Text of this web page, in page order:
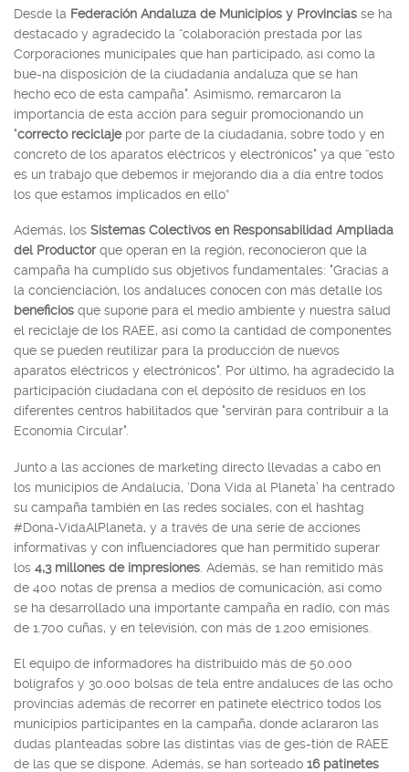
Desde la Federación Andaluza de Municipios y Provincias se ha
destacado y agradecido la “colaboración prestada por las
Corporaciones municipales que han participado, así como la
bue-na disposición de la ciudadanía andaluza que se han
hecho eco de esta campaña". Asimismo, remarcaron la
importancia de esta acción para seguir promocionando un
"correcto reciclajepor parte de la ciudadanía, sobre todo y en
concreto de los aparatos eléctricos y electrónicos" ya que “esto
es un trabajo que debemos ir mejorando día a día entre todos
los que estamos implicados en ello”
Además, los Sistemas Colectivos en Responsabilidad Ampliada
del Productorque operan en la región, reconocieron que la
campaña ha cumplido sus objetivos fundamentales: "Gracias a
la concienciación, los andaluces conocen con más detalle los
beneficios que supone para el medio ambiente y nuestra salud
el reciclaje de los RAEE, así como la cantidad de componentes
que se pueden reutilizar para la producción de nuevos
aparatos eléctricos y electrónicos". Por último, ha agradecido la
participación ciudadana con el depósito de residuos en los
diferentes centros habilitados que "servirán para contribuir a la
Economía Circular".
Junto a las acciones de marketing directo llevadas a cabo en
los municipios de Andalucía, ‘Dona Vida al Planeta’ ha centrado
su campaña también en las redes sociales, con el hashtag
#Dona-VidaAlPlaneta, y a través de una serie de acciones
informativas y con influenciadores que han permitido superar
los 4,3 millones de impresiones . Además, se han remitido más
de 400 notas de prensa a medios de comunicación, así como
se ha desarrollado una importante campaña en radio, con más
de 1.700 cuñas, y en televisión, con más de 1.200 emisiones.
El equipo de informadores ha distribuido más de 50.000
bolígrafos y 30.000 bolsas de tela entre andaluces de las ocho
provincias además de recorrer en patinete eléctrico todos los
municipios participantes en la campaña, donde aclararon las
dudas planteadas sobre las distintas vías de ges-tión de RAEE
de las que se dispone. Además, se han sorteado 16 patinetes